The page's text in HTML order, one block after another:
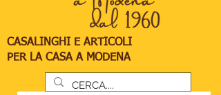
CASALINGHI E ARTICOLI
PER LA CASA A MODENA